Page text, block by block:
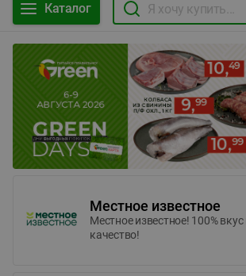
Каталог
Местное известное
Местное известное! 100% вкус
качество!